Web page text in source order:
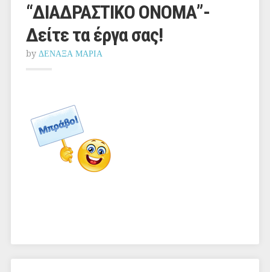
“ΔΙΑΔΡΑΣΤΙΚΟ ΟΝΟΜΑ”-
Δείτε τα έργα σας!
by ΔΕΝΑΞΑ ΜΑΡΙΑ